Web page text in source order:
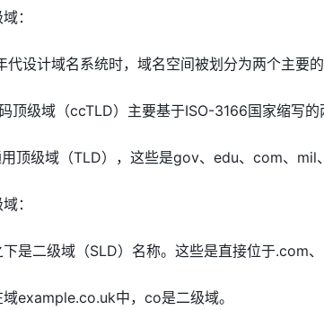
：
代设计域名系统时，域名空间被划分为两个主要
顶级域（ccTLD）主要基于ISO-3166国家缩写的
顶级域（TLD），这些是gov、edu、com、mil
：
是二级域（SLD）名称。这些是直接位于.com
example.co.uk中，co是二级域。